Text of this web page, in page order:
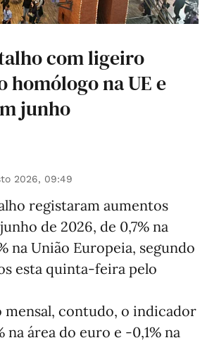
com ligeiro
homólogo na UE e
junho
2026, 09:49
registaram aumentos
de 2026, de 0,7% na
na União Europeia, segundo
esta quinta-feira pelo
mensal, contudo, o indicador
área do euro e -0,1% na